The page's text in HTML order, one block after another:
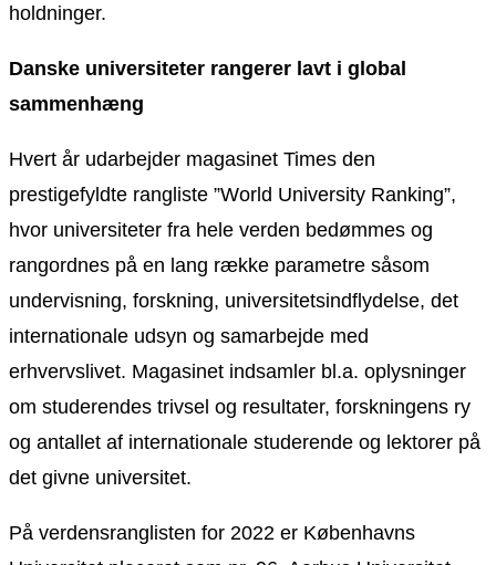
holdninger.
Danske universiteter rangerer lavt i global
sammenhæng
Hvert år udarbejder magasinet Times den
prestigefyldte rangliste ”World University Ranking”,
hvor universiteter fra hele verden bedømmes og
rangordnes på en lang række parametre såsom
undervisning, forskning, universitetsindflydelse, det
internationale udsyn og samarbejde med
erhvervslivet. Magasinet indsamler bl.a. oplysninger
om studerendes trivsel og resultater, forskningens ry
og antallet af internationale studerende og lektorer på
det givne universitet.
På verdensranglisten for 2022 er Københavns